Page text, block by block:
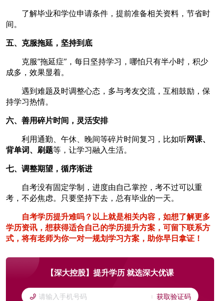
了解毕业和学位申请条件，提前准备相关资料，节省时
间。
五、克服拖延，坚持到底
克服“拖延症”，每日坚持学习，哪怕只有半小时，积少
成多，效果显着。
遇到难题及时调整心态，多与考友交流，互相鼓励，保
持学习热情。
六、善用碎片时间，灵活安排
利用通勤、午休、晚间等碎片时间复习，比如听网课、
背单词、刷题等，让学习融入生活。
七、调整期望，循序渐进
自考没有固定学制，进度由自己掌控，考不过可以重
考，不必焦虑。只要坚持下去，总有毕业的一天。
自考学历提升难吗？ 以上就是相关内容，如想了解更多
学历资讯，想获得适合自己的学历提升方案，可留下联系方
式，将有老师为你一对一规划学习方案，助你早日拿证！
【深大控股】提升学历 就选深大优课
获取验证码